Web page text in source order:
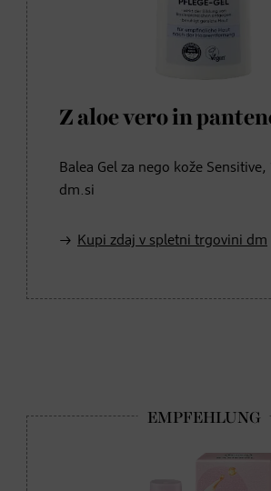
Z aloe vero in
Balea Gel za nego kože Sensitive,
dm.si
Kupi zdaj v spletni trgovini dm